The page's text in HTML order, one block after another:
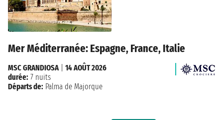
Mer Méditerranée: Espagne, France, Italie
MSC GRANDIOSA| 14 AOÛT 2026
durée: 7 nuits
Départs de: Palma de Majorque